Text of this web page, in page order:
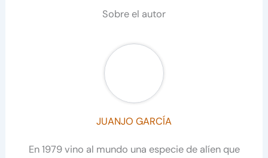
Sobre el autor
JUANJO GARCÍA
En 1979 vino al mundo una especie de alíen que